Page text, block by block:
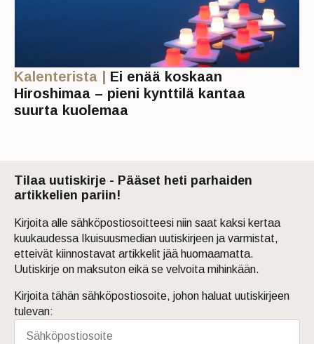
Kalenterista | Ei enää koskaan
Hiroshimaa – pieni kynttilä kantaa
suurta kuolemaa
Tilaa uutiskirje - Pääset heti parhaiden
artikkelien pariin!
Kirjoita alle sähköpostiosoitteesi niin saat kaksi kertaa
kuukaudessa Ikuisuusmedian uutiskirjeen ja varmistat,
etteivät kiinnostavat artikkelit jää huomaamatta.
Uutiskirje on maksuton eikä se velvoita mihinkään.
Kirjoita tähän sähköpostiosoite, johon haluat uutiskirjeen
tulevan: